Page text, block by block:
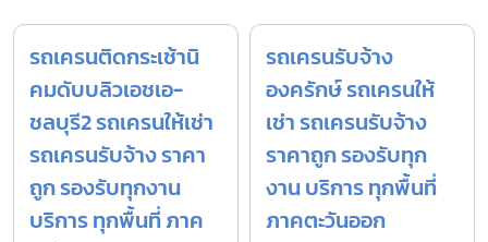
รถเครนติดกระเช้านิ
คมดับบลิวเอชเอ-
ชลบุรี2 รถเครนให้เช่า
รถเครนรับจ้าง ราคา
ถูก รองรับทุกงาน
บริการ ทุกพื้นที่ ภาค
รถเครนรับจ้าง
องครักษ์ รถเครนให้
เช่า รถเครนรับจ้าง
ราคาถูก รองรับทุก
งาน บริการ ทุกพื้นที่
ภาคตะวันออก